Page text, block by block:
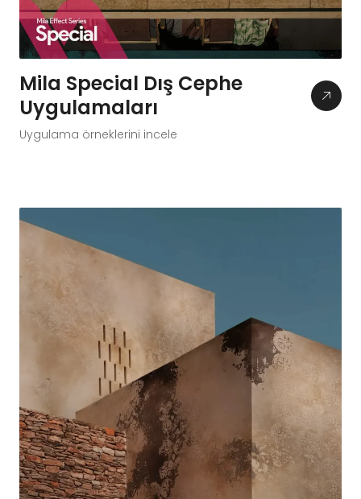
Mila Special Dış Cephe
Uygulamaları
Uygulama örneklerini incele